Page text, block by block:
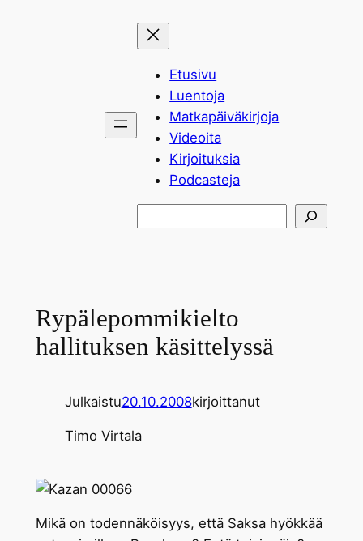
Etusivu
Luentoja
Matkapäiväkirjoja
Videoita
Kirjoituksia
Podcasteja
Rypälepommikielto
hallituksen käsittelyssä
Julkaistu20.10.2008kirjoittanut
Timo Virtala
Mikä on todennäköisyys, että Saksa hyökkää